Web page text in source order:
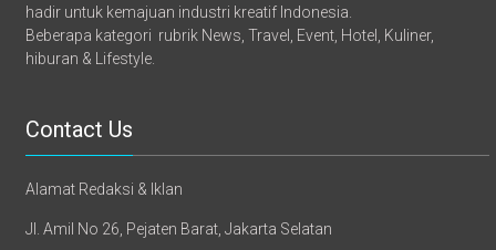
hadir untuk kemajuan industri kreatif Indonesia.
Beberapa kategori rubrik News, Travel, Event, Hotel, Kuliner,
hiburan & Lifestyle.
Contact Us
Alamat Redaksi & Iklan
Jl. Amil No 26, Pejaten Barat, Jakarta Selatan